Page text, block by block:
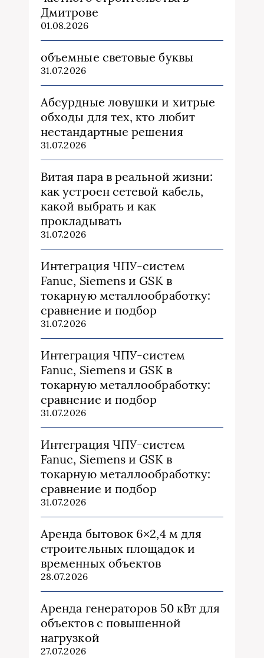
Дмитрове
01.08.2026
объемные световые буквы
31.07.2026
Абсурдные ловушки и хитрые
обходы для тех, кто любит
нестандартные решения
31.07.2026
Витая пара в реальной жизни:
как устроен сетевой кабель,
какой выбрать и как
прокладывать
31.07.2026
Интеграция ЧПУ-систем
Fanuc, Siemens и GSK в
токарную металлообработку:
сравнение и подбор
31.07.2026
Интеграция ЧПУ-систем
Fanuc, Siemens и GSK в
токарную металлообработку:
сравнение и подбор
31.07.2026
Интеграция ЧПУ-систем
Fanuc, Siemens и GSK в
токарную металлообработку:
сравнение и подбор
31.07.2026
Аренда бытовок 6×2,4 м для
строительных площадок и
временных объектов
28.07.2026
Аренда генераторов 50 кВт для
объектов с повышенной
нагрузкой
27.07.2026